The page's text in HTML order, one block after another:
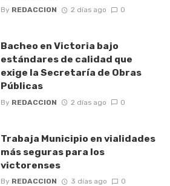
By REDACCION 2 días ago 0
Bacheo en Victoria bajo
estándares de calidad que
exige la Secretaría de Obras
Públicas
By REDACCION 2 días ago 0
Trabaja Municipio en vialidades
más seguras para los
victorenses
By REDACCION 3 días ago 0